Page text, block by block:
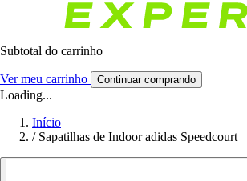
Subtotal do carrinho
Ver meu carrinho Continuar comprando
Loading...
Início
/ Sapatilhas de Indoor adidas Speedcourt